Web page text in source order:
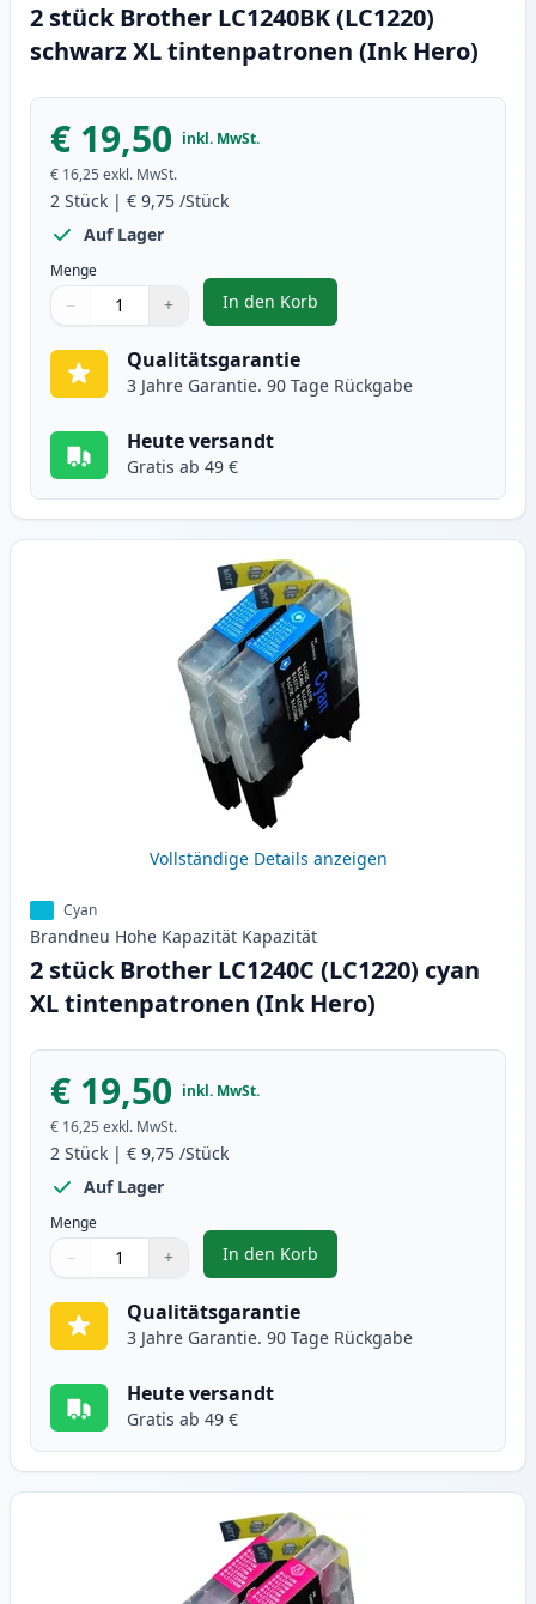
2 stück Brother LC1240BK (LC1220)
schwarz XL tintenpatronen (Ink Hero)
€ 19,50 inkl. MwSt.
€ 16,25 exkl. MwSt.
2 Stück | € 9,75 /Stück
Auf Lager
Menge
Verwenden Sie die Tasten, um anzupassen
− +
1
In den Korb
, 2 stück Brother LC1240BK
Qualitätsgarantie
3 Jahre Garantie. 90 Tage Rückgabe
Heute versandt
Gratis ab 49 €
Vollständige Details anzeigen
Cyan
Brandneu Hohe Kapazität Kapazität
2 stück Brother LC1240C (LC1220) cyan
XL tintenpatronen (Ink Hero)
€ 19,50 inkl. MwSt.
€ 16,25 exkl. MwSt.
2 Stück | € 9,75 /Stück
Auf Lager
Menge
Verwenden Sie die Tasten, um anzupassen
− +
1
In den Korb
, 2 stück Brother LC1240C
Qualitätsgarantie
3 Jahre Garantie. 90 Tage Rückgabe
Heute versandt
Gratis ab 49 €